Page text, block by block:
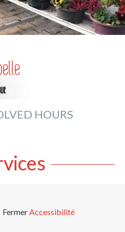
HOURS
Fermer Accessibilité